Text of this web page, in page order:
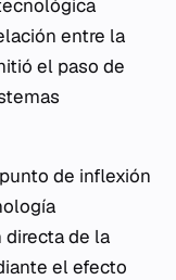
entre la
el paso de
de inflexión
de la
el efecto